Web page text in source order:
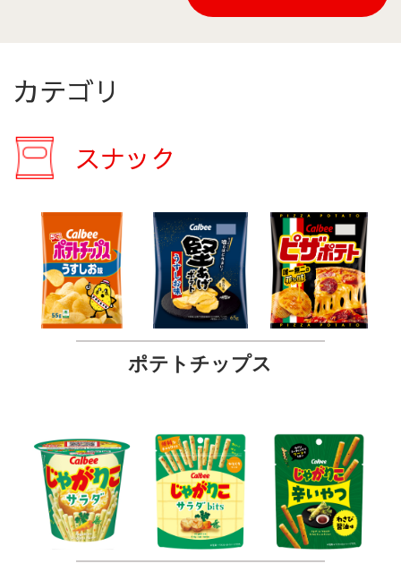
カテゴリ
スナック
ポテトチップス